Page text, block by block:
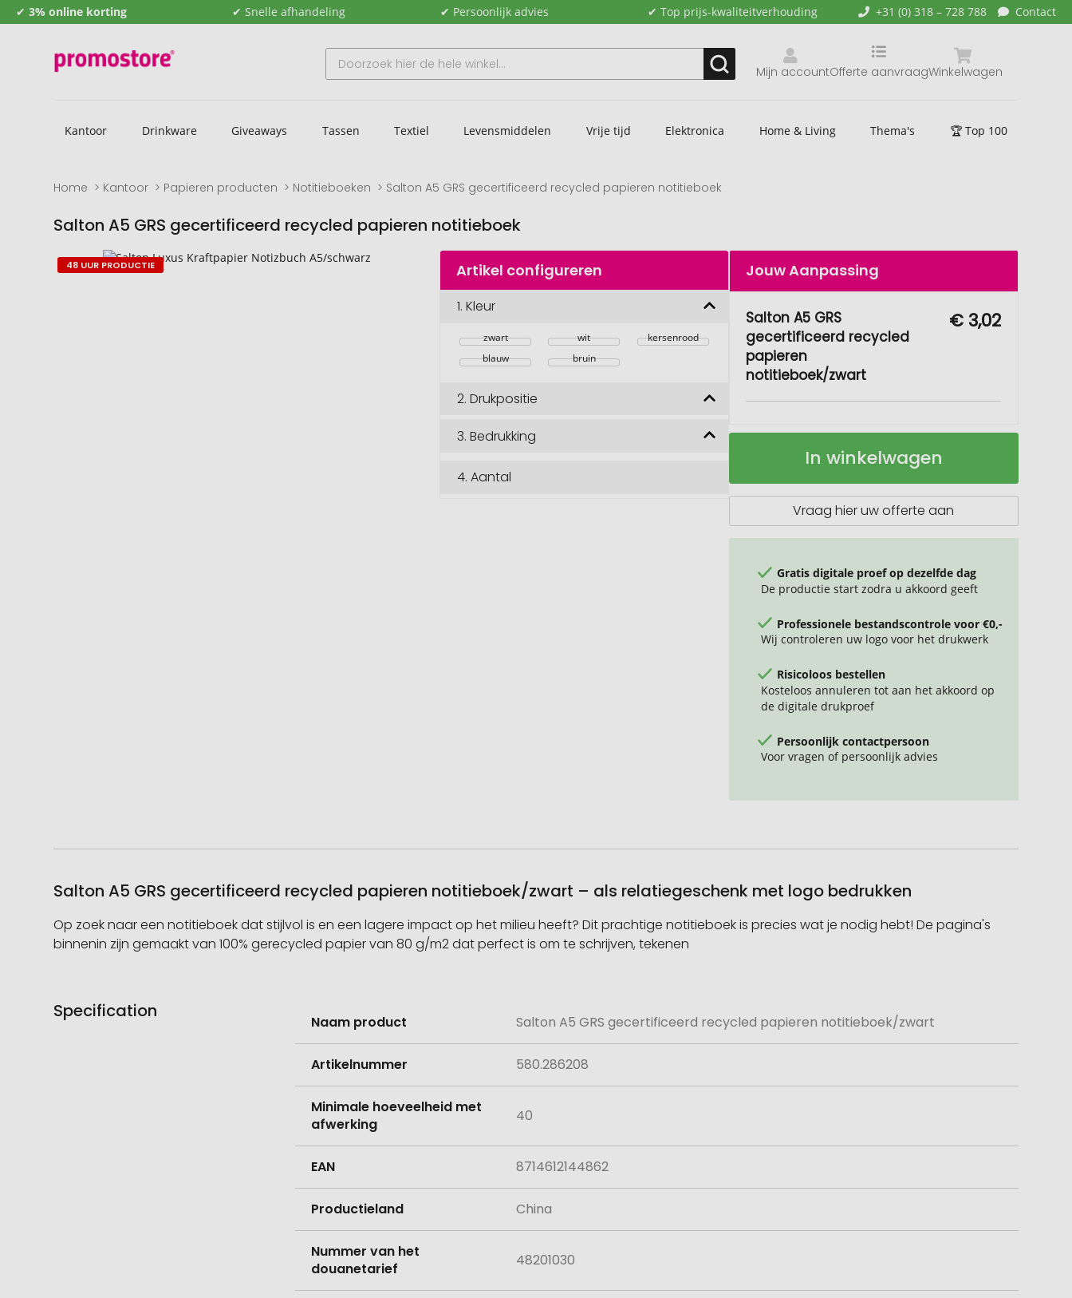
✔ 3% online korting ✔ Snelle afhandeling ✔ Persoonlijk advies ✔ Top prijs-kwaliteitverhouding +31 (0) 318 – 728 788 Contact
Mijn account Winkelwagen
Offerte aanvraag
Kantoor Drinkware Giveaways Tassen Textiel Levensmiddelen Vrije tijd Elektronica Home & Living Thema's 🏆 Top 100
Home Kantoor Papieren producten Notitieboeken Salton A5 GRS gecertificeerd recycled papieren notitieboek
Salton A5 GRS gecertificeerd recycled papieren notitieboek
Naar
het
Naar
het
48 UUR PRODUCTIE Artikel configureren
1.Kleur
zwart wit
kersenrood
blauw
bruin
2.Drukpositie
3.Bedrukking
4.Aantal
Jouw Aanpassing
Salton A5 GRS
gecertificeerd recycled
papieren
notitieboek/zwart
€ 3,02
Salton
gecertificeerd
Op
In winkelwagen
Vraag hier uw offerte aan
Gratis digitale proef op dezelfde dag
De productie start zodra u akkoord geeft
Professionele bestandscontrole voor €0,-
Wij controleren uw logo voor het drukwerk
Risicoloos bestellen
Kosteloos annuleren tot aan het akkoord op
de digitale drukproef
Persoonlijk contactpersoon
Voor vragen of persoonlijk advies
Salton A5 GRS gecertificeerd recycled papieren notitieboek/zwart – als relatiegeschenk met logo bedrukken
Op zoek naar een notitieboek dat stijlvol is en een lagere impact op het milieu heeft? Dit prachtige notitieboek is precies wat je nodig hebt! De pagina's
binnenin zijn gemaakt van 100% gerecycled papier van 80 g/m2 dat perfect is om te schrijven, tekenen
Specification
informatie
Naam product Salton A5 GRS gecertificeerd recycled papieren notitieboek/zwart
Artikelnummer 580.286208
Minimale hoeveelheid met
afwerking
40
EAN 8714612144862
Productieland China
Nummer van het
douanetarief
48201030